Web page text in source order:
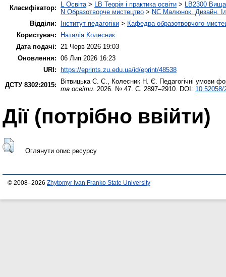
Класифікатор:
L Освіта> LB Теорія і практика освіти > LB2300 Вища
N Образотворче мистецтво > NC Малюнок. Дизайн.
Відділи:
Інститут педагогіки > Кафедра образотворчого
Користувач:
Наталія Колесник
Дата подачі: 21 Черв 2026 19:03
Оновлення: 06 Лип 2026 16:23
URI:
https://eprints.zu.edu.ua/id/eprint/48538
ДСТУ 8302:2015:
Вітвицька С. С., Колесник Н. Є. Педагогічні умови
та освіти. 2026. № 47. С. 2897–2910. DOI: 10.52058/
Дії ​​(потрібно ввійти)
Оглянути опис ресурсу
© 2008–2026 Zhytomyr Ivan Franko State University